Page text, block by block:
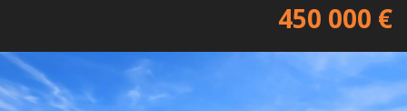
450 000 €